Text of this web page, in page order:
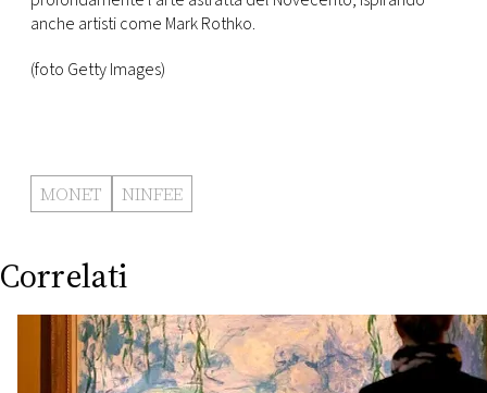
anche artisti come Mark Rothko.
(foto Getty Images)
MONET NINFEE
Correlati